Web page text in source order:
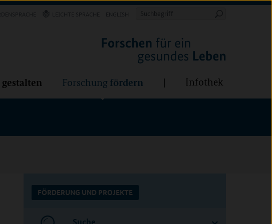
Suchbegriff
gestalten Forschung fördern Infothek
FÖRDERUNG UND PROJEKTE
Forschung Forschung fördern Infothek